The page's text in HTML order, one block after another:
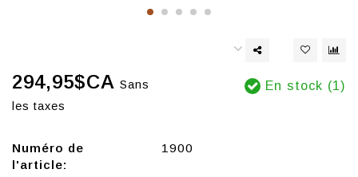
294,95$CA Sans
les taxes
En stock (1)
Numéro de
l'article:
1900